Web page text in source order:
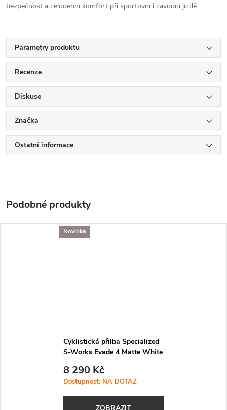
bezpečnost a celodenní komfort při sportovní i závodní jízdě.
Parametry produktu
Recenze
Diskuse
Značka
Ostatní informace
Novinka
Cyklistická přilba Specialized
S-Works Evade 4 Matte White
8 290 Kč
Dostupnost: NA DOTAZ